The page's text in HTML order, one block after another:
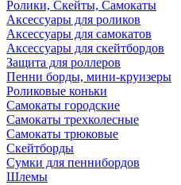
Ролики, Скейты, Самокаты
Аксессуары для роликов
Аксессуары для самокатов
Аксессуары для скейтбордов
Защита для роллеров
Пенни борды, мини-круизеры
Роликовые коньки
Самокаты городские
Самокаты трехколесные
Самокаты трюковые
Скейтборды
Сумки для пеннибордов
Шлемы